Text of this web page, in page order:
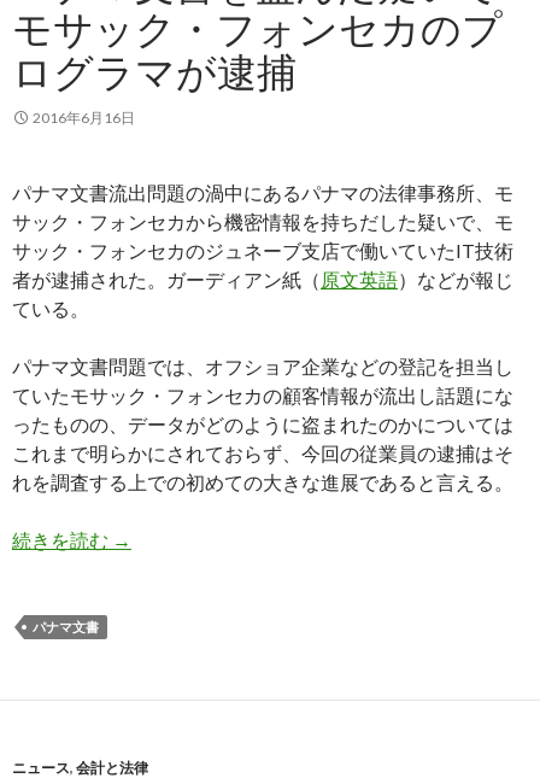
モサック・フォンセカのプ
ログラマが逮捕
2016年6月16日
パナマ文書流出問題の渦中にあるパナマの法律事務所、モ
サック・フォンセカから機密情報を持ちだした疑いで、モ
サック・フォンセカのジュネーブ支店で働いていたIT技術
者が逮捕された。ガーディアン紙（ 原文英語）などが報じ
ている。
パナマ文書問題では、オフショア企業などの登記を担当し
ていたモサック・フォンセカの顧客情報が流出し話題にな
ったものの、データがどのように盗まれたのかについては
これまで明らかにされておらず、今回の従業員の逮捕はそ
れを調査する上での初めての大きな進展であると言える。
続きを読む パナマ文書を盗んだ疑いでモサック・フォンセ
→
パナマ文書
ニュース, 会計と法律